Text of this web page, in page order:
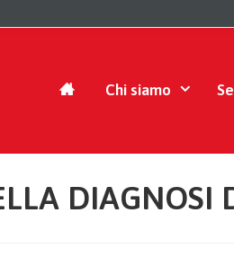
Chi siamo
DIAGNOSI